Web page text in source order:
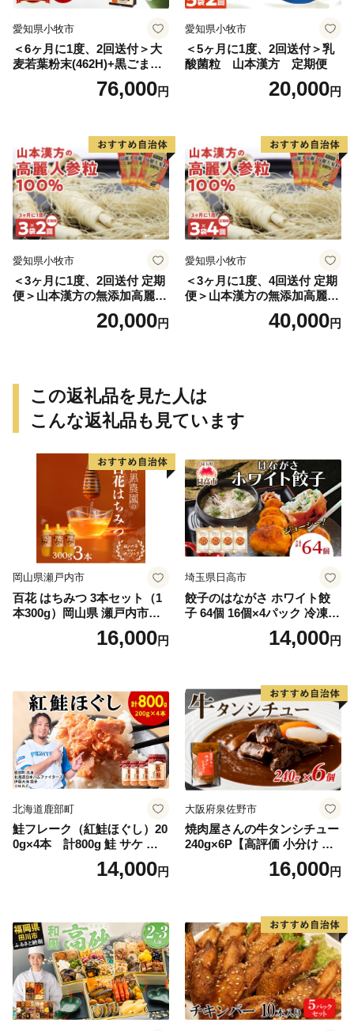
愛知県小牧市
＜6ヶ月に1度、2回送付＞大
麦若葉粉末(462H)+黒ごま黒
豆きな粉+ 糖流茶 山本漢
76,000円
愛知県小牧市
＜5ヶ月に1度、2回送付＞乳
酸菌粒 山本漢方 定期便
20,000円
愛知県小牧市
＜3ヶ月に1度、2回送付 定期
便＞山本漢方の無添加高麗人
20,000円
愛知県小牧市
＜3ヶ月に1度、4回送付 定期
便＞山本漢方の無添加高麗人
40,000円
この返礼品を見た人は
こんな返礼品も見ています
岡山県瀬戸内市
百花 はちみつ 3本セット（1
本300g）岡山県 瀬戸内市産
石黒農園 ヨーグルト パン 砂
糖の代わり 香り高い いい香
16,000円
埼玉県日高市
餃子のはながさ ホワイト餃
子 64個 16個×4パック 冷凍
中華 点心 B級グルメ ご当地
野菜 おつまみ おかず 簡単調
ー ギフト お取り寄せ 日高市
14,000円
北海道鹿部町
鮭フレーク（紅鮭ほぐし）20
0g×4本 計800g 鮭 サケ 鮭
ほぐし サケフレーク シャケ
フレーク 鮭フレーク14,000円
大阪府泉佐野市
焼肉屋さんの牛タンシチュー
240g×6P【高評価 小分け 惣
菜 牛たん 一人暮らし 冷凍】
16,000円